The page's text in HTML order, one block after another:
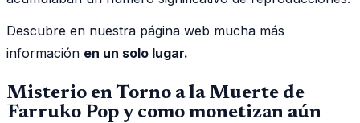
Descubre en nuestra página web mucha más
información en un solo lugar.
Misterio en Torno a la Muerte de
Farruko Pop y como monetizan aún